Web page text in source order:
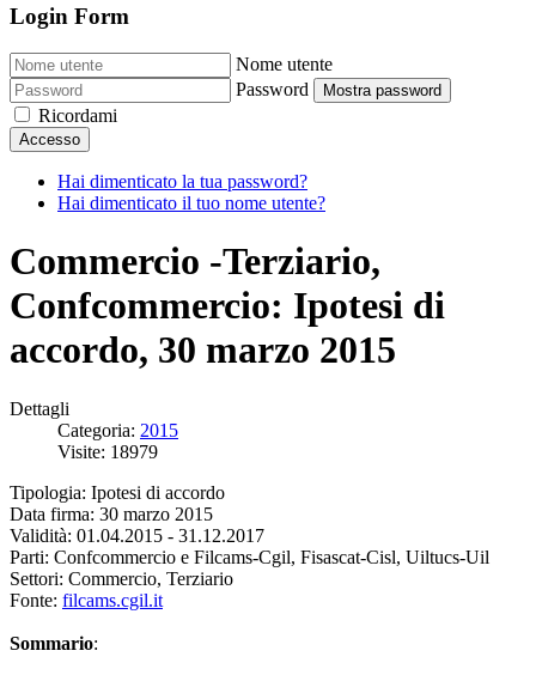
Login Form
Nome utente
Password
Mostra password
Ricordami
Accesso
Hai dimenticato la tua password?
Hai dimenticato il tuo nome utente?
Commercio -Terziario,
Confcommercio: Ipotesi di
accordo, 30 marzo 2015
Dettagli
Categoria: 2015
Visite: 18979
Tipologia: Ipotesi di accordo
Data firma: 30 marzo 2015
Validità: 01.04.2015 - 31.12.2017
Parti: Confcommercio e Filcams-Cgil, Fisascat-Cisl, Uiltucs-Uil
Settori: Commercio, Terziario
Fonte: filcams.cgil.it
Sommario: